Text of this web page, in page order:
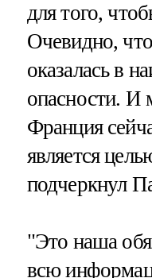
для того,
Очевидно,
оказалась в
опасности. И
Франция
является
подчеркнул
"Это наша
всю